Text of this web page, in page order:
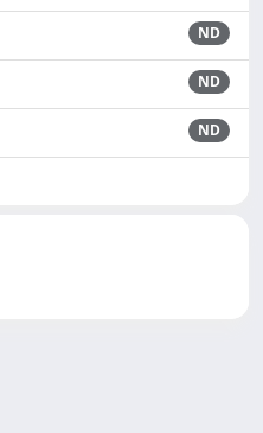
ND
ND
ND